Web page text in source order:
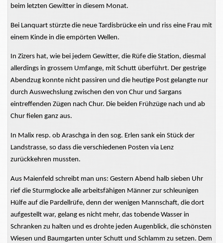
beim letzten Gewitter in diesem Monat.
Bei Lanquart stürzte die neue Tardisbrücke ein und riss eine Frau mit
einem Kinde in die empörten Wellen.
In Zizers hat, wie bei jedem Gewitter, die Rüfe die Station, diesmal
allerdings in grossem Umfange, mit Schutt überführt. Der gestrige
Abendzug konnte nicht passiren und die heutige Post gelangte nur
durch Auswechslung zwischen den von Chur und Sargans
eintreffenden Zügen nach Chur. Die beiden Frühzüge nach und ab
Chur fielen ganz aus.
In Malix resp. ob Araschga in den sog. Erlen sank ein Stück der
Landstrasse, so dass die verschiedenen Posten via Lenz
zurückkehren mussten.
Aus Maienfeld schreibt man uns: Gestern Abend halb sieben Uhr
rief die Sturmglocke alle arbeitsfähigen Männer zur schleunigen
Hülfe auf die Pardellrüfe, denn der wenigen Mannschaft, die dort
aufgestellt war, gelang es nicht mehr, das tobende Wasser in
Schranken zu halten und es drohte jeden Augenblick, die schönsten
Wiesen und Baumgarten unter Schutt und Schlamm zu setzen. Dem